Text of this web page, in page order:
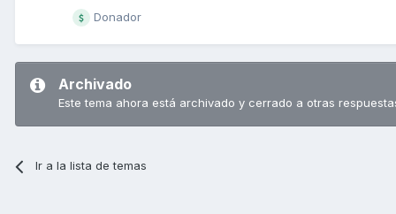
Donador
Archivado
Este tema ahora está archivado y cerrado a otras
Ir a la lista de temas